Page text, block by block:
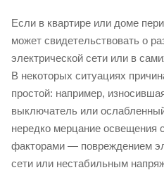
Если в квартире или доме
может свидетельствовать о
электрической сети или в
В некоторых ситуациях
простой: например,
выключатель или
нередко мерцание освещения
факторами — повреждением
сети или нестабильным